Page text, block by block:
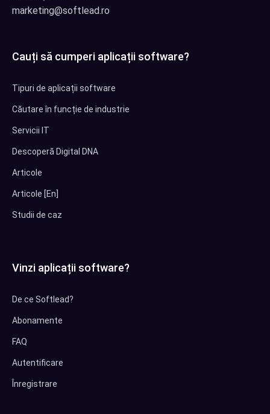
marketing@softlead.ro
Cauți să cumperi aplicații software?
Tipuri de aplicații software
Căutare în funcție de industrie
Servicii IT
Descoperă Digital DNA
Articole
Articole [En]
Studii de caz
Vinzi aplicații software?
De ce Softlead?
Abonamente
FAQ
Autentificare
Înregistrare